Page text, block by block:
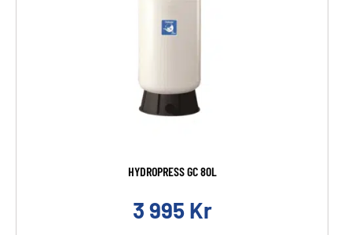
HYDROPRESS GC 80L
3 995 Kr